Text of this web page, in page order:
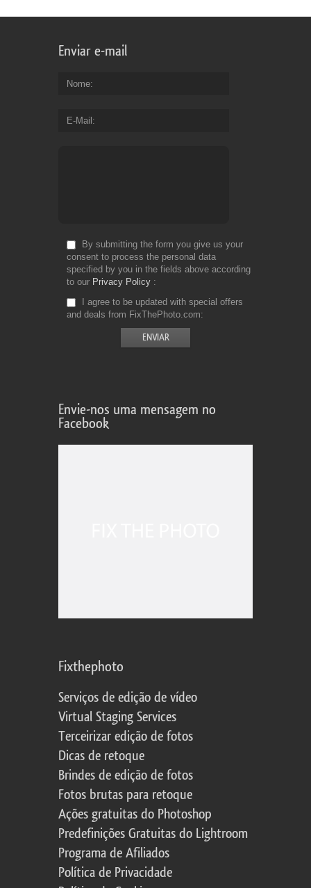
Enviar e-mail
Nome
E-Mail
By submitting the form you give us your
consent to process the personal data
specified by you in the fields above according
to our Privacy Policy
I agree to be updated with special offers
and deals from FixThePhoto.com
Envie-nos uma mensagem no
Facebook
Fixthephoto
Serviços de edição de vídeo
Virtual Staging Services
Terceirizar edição de fotos
Dicas de retoque
Brindes de edição de fotos
Fotos brutas para retoque
Ações gratuitas do Photoshop
Predefinições Gratuitas do Lightroom
Programa de Afiliados
Política de Privacidade